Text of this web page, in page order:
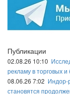
Публикации
02.08.26 10:10
рекламу в торговых
08.06.26 7:02 Индор-
становятся